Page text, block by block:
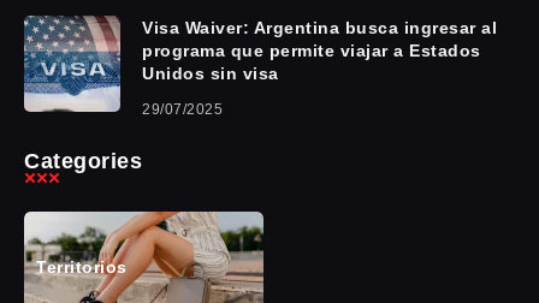
Visa Waiver: Argentina busca ingresar al
programa que permite viajar a Estados
Unidos sin visa
29/07/2025
Categories
Territorios